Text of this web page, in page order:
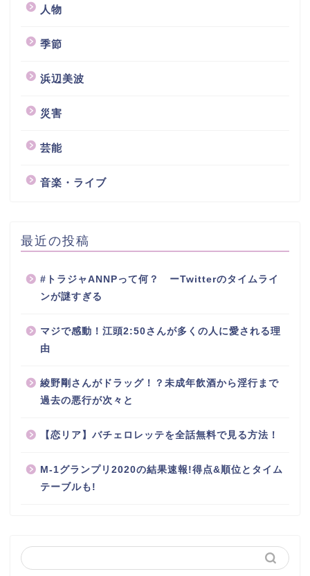
人物
季節
浜辺美波
災害
芸能
音楽・ライブ
最近の投稿
#トラジャANNPって何？ ーTwitterのタイムライ
ンが謎すぎる
マジで感動！江頭2:50さんが多くの人に愛される理
由
綾野剛さんがドラッグ！？未成年飲酒から淫行まで
過去の悪行が次々と
【恋リア】バチェロレッテを全話無料で見る方法！
M-1グランプリ2020の結果速報!得点&順位とタイム
テーブルも!